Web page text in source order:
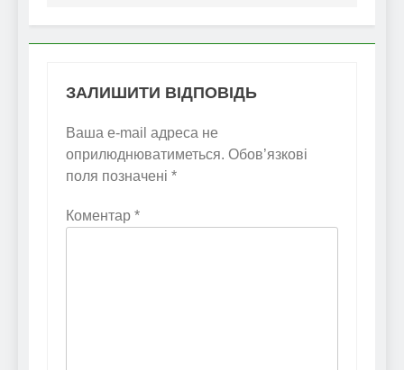
ЗАЛИШИТИ ВІДПОВІДЬ
Ваша e-mail адреса не
оприлюднюватиметься. Обов’язкові
поля позначені *
Коментар *